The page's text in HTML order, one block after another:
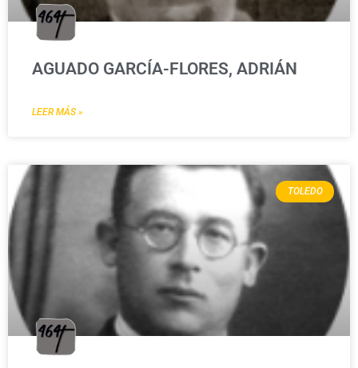
AGUADO GARCÍA-FLORES, ADRIÁN
LEER MÁS »
TOLEDO